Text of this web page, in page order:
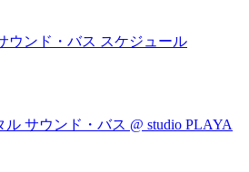
ウンド・バス スケジュール
サウンド・バス @ studio PLAYA